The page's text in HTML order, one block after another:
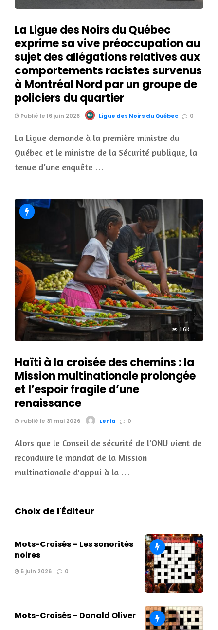
La Ligue des Noirs du Québec
exprime sa vive préoccupation au
sujet des allégations relatives aux
comportements racistes survenus
à Montréal Nord par un groupe de
policiers du quartier
Publié le 16 juin 2026 Ligue des Noirs du Québec 0
La Ligue demande à la première ministre du
Québec et le ministre de la Sécurité publique, la
tenue d’une enquête …
1.6K
Haïti à la croisée des chemins : la
Mission multinationale prolongée
et l’espoir fragile d’une
renaissance
Publié le 31 mai 2026 Lenia 0
Alors que le Conseil de sécurité de l'ONU vient de
reconduire le mandat de la Mission
multinationale d'appui à la …
Choix de l'Éditeur
Mots-Croisés – Les sonorités
noires
5 juin 2026 0
Mots-Croisés – Donald Oliver